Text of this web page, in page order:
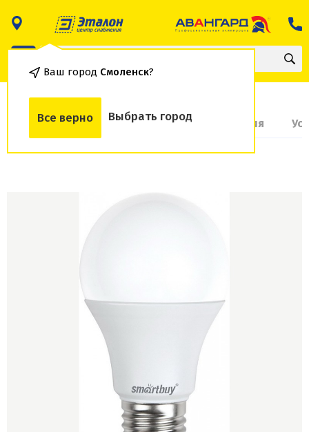
Ваш город Смоленск?
Все верно Выбрать город
О товаре Доставка и оплата Гарантия